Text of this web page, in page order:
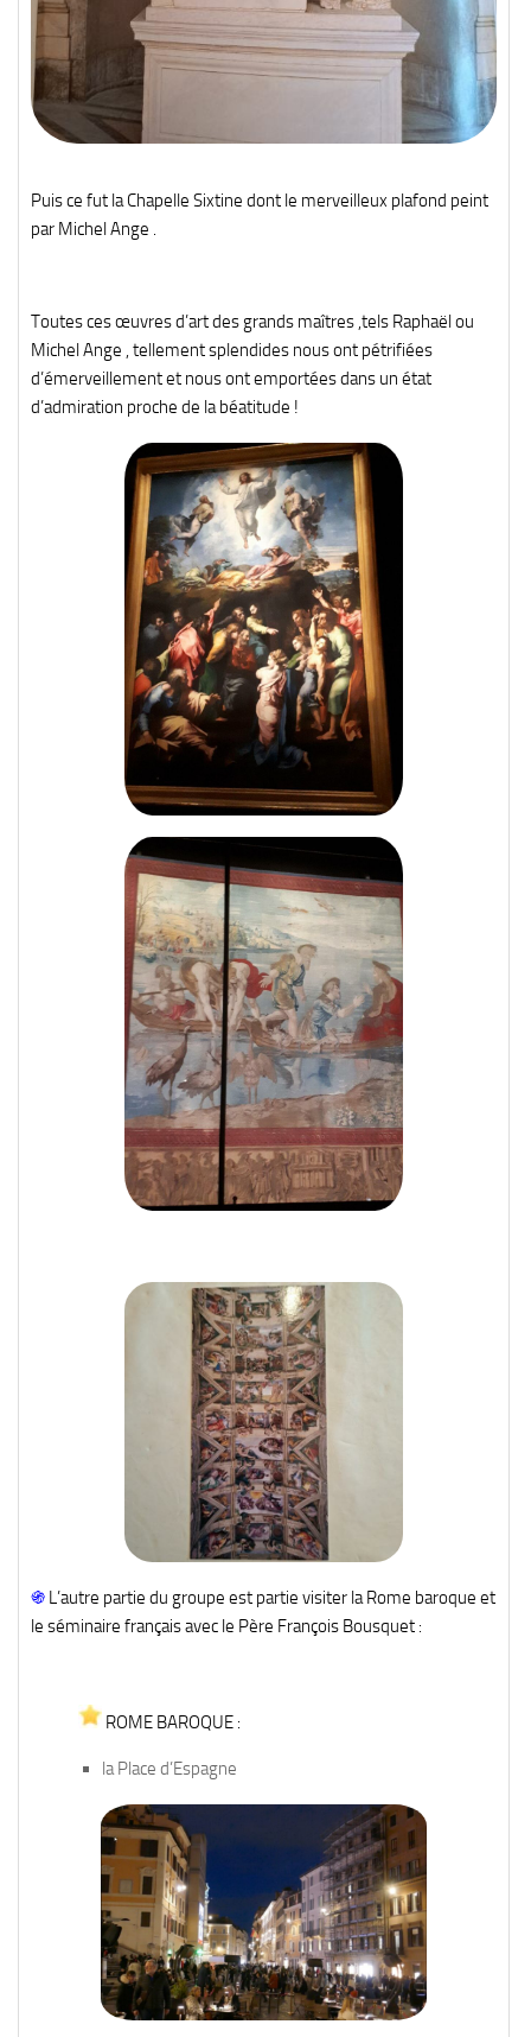
Puis ce fut la Chapelle Sixtine dont le merveilleux plafond peint
par Michel Ange .
Toutes ces œuvres d’art des grands maîtres ,tels Raphaël ou
Michel Ange , tellement splendides nous ont pétrifiées
d’émerveillement et nous ont emportées dans un état
d’admiration proche de la béatitude !
֍ L’autre partie du groupe est partie visiter la Rome baroque et
le séminaire français avec le Père François Bousquet :
ROME BAROQUE :
la Place d’Espagne